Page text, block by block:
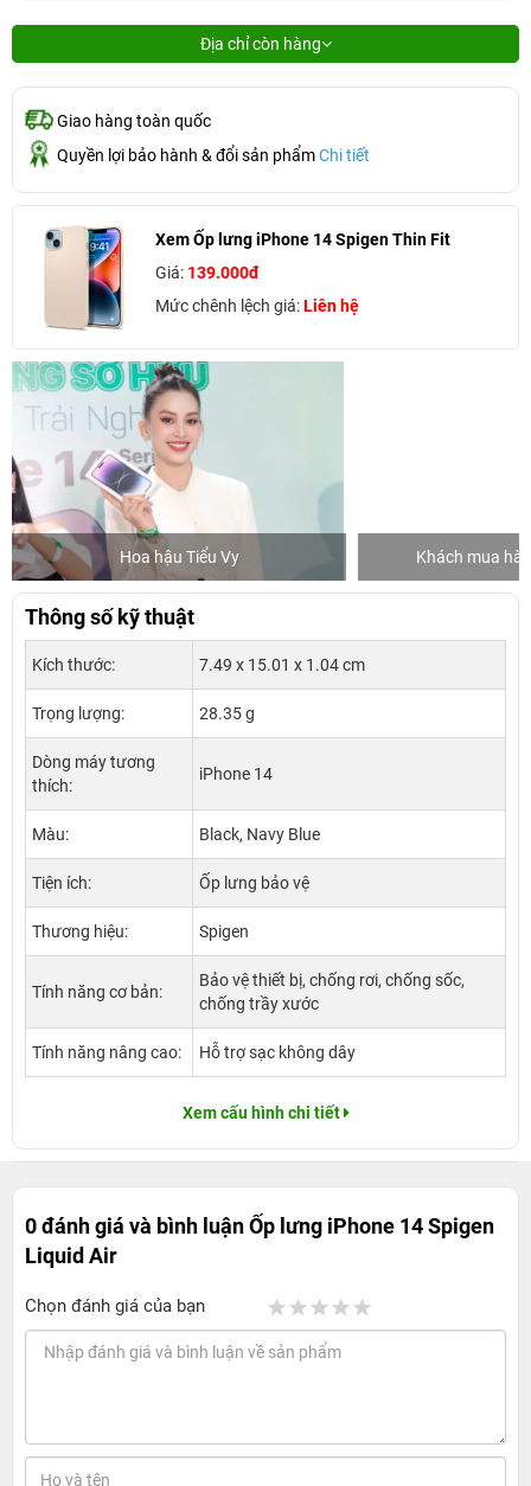
Địa chỉ còn hàng
Giao hàng toàn quốc
Quyền lợi bảo hành & đổi sản phẩmChi tiết
Xem Ốp lưng iPhone 14 Spigen Thin Fit
Giá: 139.000đ
Mức chênh lệch giá:Liên hệ
Hoa hậu Tiểu Vy Khách mua
Thông số kỹ thuật
Kích thước: 7.49 x 15.01 x 1.04 cm
Trọng lượng: 28.35 g
Dòng máy tương
thích:
iPhone 14
Màu: Black, Navy Blue
Tiện ích: Ốp lưng bảo vệ
Thương hiệu: Spigen
Tính năng cơ bản:
Bảo vệ thiết bị, chống rơi, chống sốc,
chống trầy xước
Tính năng nâng cao: Hỗ trợ sạc không dây
Xem cấu hình chi tiết
0 đánh giá và bình luậnỐp lưng iPhone 14 Spigen
Liquid Air
Chọn đánh giá của bạn